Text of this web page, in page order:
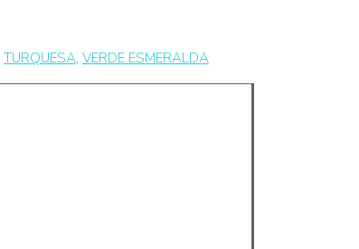
TURQUESA, VERDE ESMERALDA